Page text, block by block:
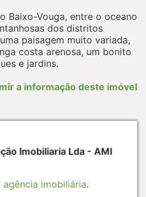
Baixo-Vouga, entre o oceano
dos distritos
paisagem muito variada,
costa arenosa, um bonito
e jardins.
a informação deste imóvel
Imobiliaria Lda - AMI
agência imobiliária.